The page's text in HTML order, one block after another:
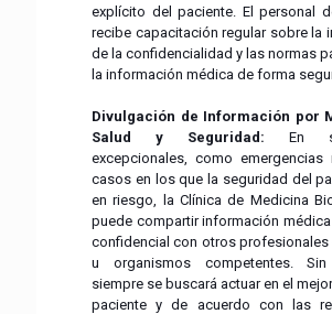
explícito del paciente. El personal
recibe capacitación regular sobre la
de la confidencialidad y las normas
la información médica de forma
Divulgación de Información por
Salud y Seguridad: En
excepcionales, como emergencias
casos en los que la seguridad del
en riesgo, la Clínica de Medicina
puede compartir información
confidencial con otros profesionales
u organismos competentes. Sin
siempre se buscará actuar en el
paciente y de acuerdo con las